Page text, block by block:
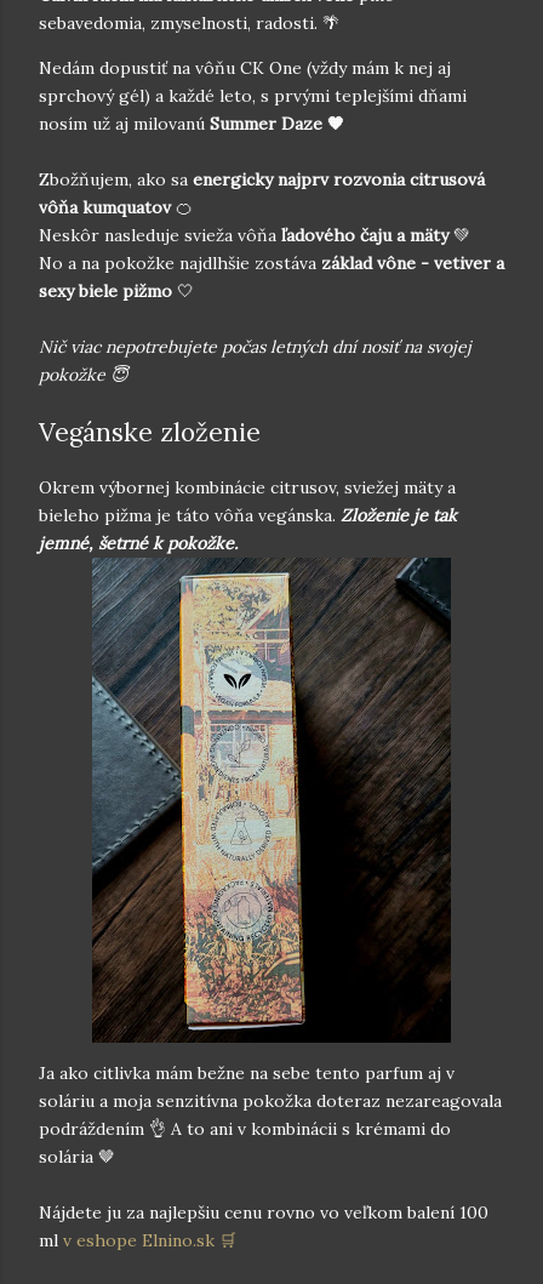
sebavedomia, zmyselnosti, radosti. 🌴
Nedám dopustiť na vôňu CK One (vždy mám k nej aj
sprchový gél) a každé leto, s prvými teplejšími dňami
nosím už aj milovanú Summer Daze 🧡
Zbožňujem, ako sa energicky najprv rozvonia citrusová
vôňa kumquatov🍊
Neskôr nasleduje svieža vôňa ľadového čaju a mäty💚
No a na pokožke najdlhšie zostáva základ vône - vetiver a
sexy biele pižmo 🤍
Nič viac nepotrebujete počas letných dní nosiť na svojej
pokožke 😇
Vegánske zloženie
Okrem výbornej kombinácie citrusov, sviežej mäty a
bieleho pižma je táto vôňa vegánska. Zloženie je tak
jemné, šetrné k pokožke.
Ja ako citlivka mám bežne na sebe tento parfum aj v
soláriu a moja senzitívna pokožka doteraz nezareagovala
podráždením 👌 A to ani v kombinácii s krémami do
solária 🤎
Nájdete ju za najlepšiu cenu rovno vo veľkom balení 100
ml v eshope Elnino.sk 🛒